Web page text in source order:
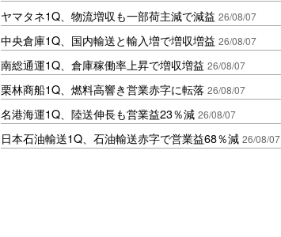
ヤマタネ1Q、物流増収も一部荷主減で減益 26/08/07
中央倉庫1Q、国内輸送と輸入増で増収増益 26/08/07
南総通運1Q、倉庫稼働率上昇で増収増益 26/08/07
栗林商船1Q、燃料高響き営業赤字に転落 26/08/07
名港海運1Q、陸送伸長も営業益23％減 26/08/07
日本石油輸送1Q、石油輸送赤字で営業益68％減 26/08/07